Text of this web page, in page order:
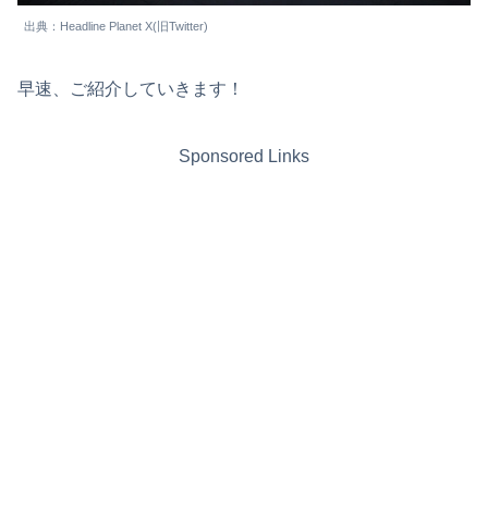
出典：Headline Planet X(旧Twitter)
早速、ご紹介していきます！
Sponsored Links